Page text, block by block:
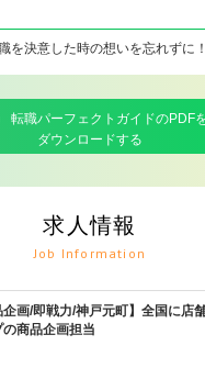
を決意した時の想いを忘れずに
転職パーフェクトガイドのPDF
ダウンロードする
求人情報
Job Information
企画/即戦力/神戸元町】全国に店
商品企画担当